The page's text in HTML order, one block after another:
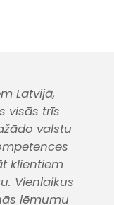
Latvijā,
visās trīs
valstu
klientiem
Vienlaikus
lēmumu